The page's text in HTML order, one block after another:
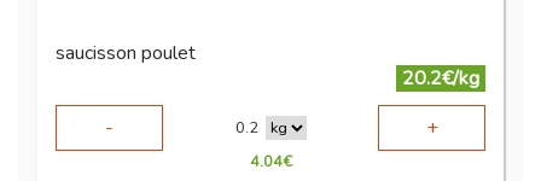
saucisson poulet
20.2€/kg
-
0.2 +
4.04€